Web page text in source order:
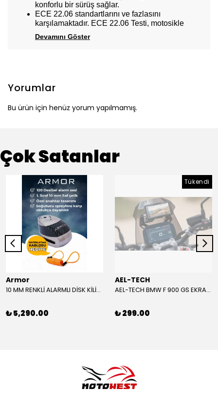
konforlu bir sürüş sağlar.
ECE 22.06 standartlarını ve fazlasını
karşılamaktadır. ECE 22.06 Testi, motosikle
Devamını Göster
Yorumlar
Bu ürün için henüz yorum yapılmamış.
Çok Satanlar
Armor
10 MM RENKLİ ALARMLI DİSK KİLİDİ YENİ VERSİYON
₺ 5,290.00
Tükendi
AEL-TECH
AEL-TECH BMW F 900 GS EKRAN/GÖSTERGE KORUYUCU 2024-2025
₺ 299.00